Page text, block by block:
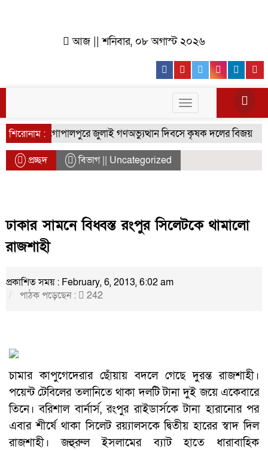
আজ || শনিবার, ০৮ অগাস্ট ২০২৬
Facebook
YoutubeTwitter
Toggle
navigation
শিরোনাম :গোপালপুরে জুলাই গণঅভ্যুত্থান দিবসে কৃষক দলের বিজয় র‍্যালি
প্রচ্ছদ বিভাগ || Uncategorized
ঢাকার সামনে বিধ্বস্ত রংপুর সিলেটকে থামালো
রাজশাহী
প্রকাশিত সময় : February, 6, 2013, 6:02 am
পাঠক পড়েছেন :
242
চামার কাপুগেদেরার ছোঁয়ায় বদলে গেছে দুরন্ত রাজশাহী।
পয়েন্ট টেবিলের তলানিতে থাকা দলটি টানা দুই জয়ে একেবারে
তিনে। বরিশাল বার্নার্স, রংপুর রাইডার্সকে টানা হারানোর পর
এবার শীর্ষে থাকা সিলেট রয়্যালসকে দ্বিতীয় হারের স্বাদ দিল
রাজশাহী। জহুরুল ইসলামের ব্যাট হাতে ধারাবাহিক